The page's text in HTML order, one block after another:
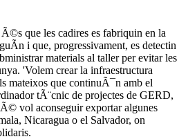
que les cadires es fabriquin en la
i que, progressivament, es detectin
materials al taller per evitar les
'Volem crear la infraestructura
mateixos que continuÃ¯n amb el
tÃ¨cnic de projectes de GERD,
vol aconseguir exportar algunes
Nicaragua o el Salvador, on